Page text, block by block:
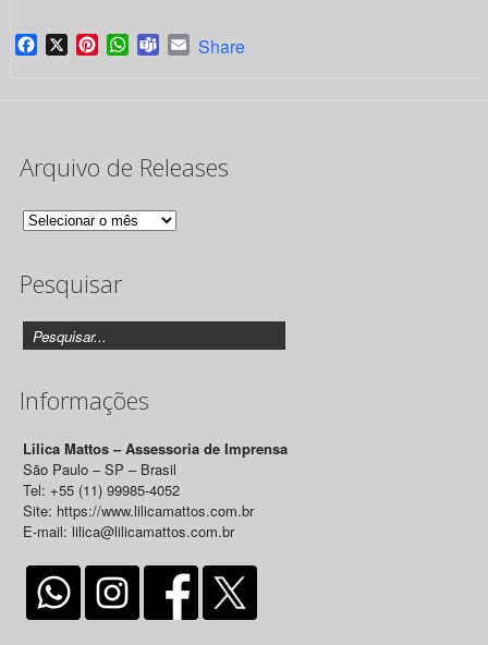
Facebook
X PinterestWhatsApp
TeamsEmail
Share
Arquivo de Releases
Arquivo
Releases
Pesquisar
Informações
Lilica Mattos – Assessoria de Imprensa
São Paulo – SP – Brasil
Tel: +55 (11) 99985-4052
Site: https://www.lilicamattos.com.br
E-mail: lilica@lilicamattos.com.br